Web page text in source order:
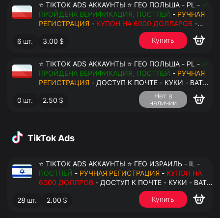
⭐ TIKTOK ADS АККАУНТЫ ⭐ ГЕО ПОЛЬША - PL - ✅
ПРОЙДЕНА ВЕРИФИКАЦИЯ, ПОСТПЕЙ - РУЧНАЯ
РЕГИСТРАЦИЯ - КУПОН НА 6000 ДОЛЛАРОВ -
ДОСТУП К ПОЧТЕ - КУКИ - ВАТ ЗАПОЛНЕН -
ПЕРЕДАЧА В АНТИДЕТЕКТ
6 шт. 3.00 $ Купить
⭐ TIKTOK ADS АККАУНТЫ ⭐ ГЕО ПОЛЬША - PL - ✅
ПРОЙДЕНА ВЕРИФИКАЦИЯ, ПОСТПЕЙ - РУЧНАЯ
РЕГИСТРАЦИЯ - ДОСТУП К ПОЧТЕ - КУКИ - ВАТ
ЗАПОЛНЕН - ПЕРЕДАЧА В АНТИДЕТЕКТ
0 шт. 2.50 $
Нет в
наличии
TikTok Ads
⭐ TIKTOK ADS АККАУНТЫ ⭐ ГЕО ИЗРАИЛЬ - IL -
ПОСТПЕЙ - РУЧНАЯ РЕГИСТРАЦИЯ - КУПОН НА
6000 ДОЛЛРОВ
ЗАПОЛНЕН - ПЕРЕДАЧА В АНТИДЕТЕКТ
28 шт. 2.00 $ Купить